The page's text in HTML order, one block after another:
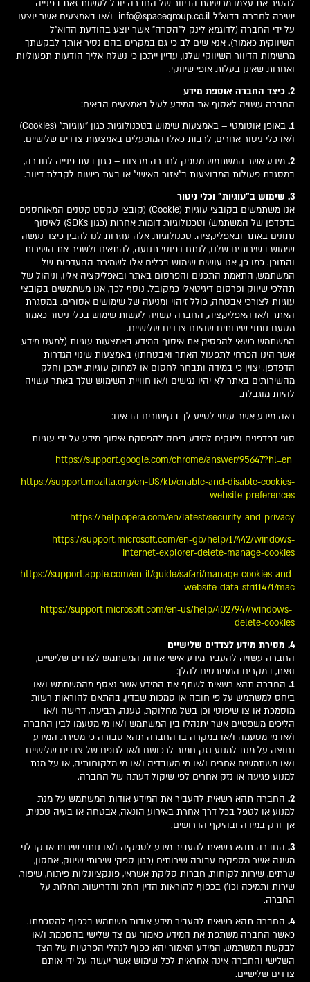
להסיר את עצמו מרשימת הדיוור של החברה יוכל לעשות זאת בפנייה
ישירה לחברה בדוא"לinfo@spacegroup.co.il ו/או באמצעים אשר יוצעו
על ידי החברה (לדוגמא לינק ל"הסרה" אשר יוצע בהודעת הדוא"ל
השיווקית כאמור). אנא שים לב כי גם במקרים בהם נסיר אותך לבקשתך
מרשימות הדיוור השיווקי שלנו, עדיין ייתכן כי נשלח אליך הודעות תפעוליות
ואחרות שאינן בעלות אופי שיווקי.
2. כיצד החברה אוספת מידע
החברה עשויה לאסוף את המידע לעיל באמצעים הבאים:
1.
באופן אוטומטי – באמצעות שימוש בטכנולוגיות כגון "עוגיות" (Cookies)
ו/או כלי ניטור אחרים, לרבות כאלו המופעלים באמצעות צדדים שלישיים.
2. מידע אשר המשתמש מספק לחברה מרצונו – כגון בעת פנייה לחברה,
במסגרת פעולות המבוצעות ב"אזור האישי" או בעת רישום לקבלת דיוור.
3. שימוש ב"עוגיות" וכלי ניטור
אנו משתמשים בקובצי עוגיות (Cookie) (קובצי טקסט קטנים המאוחסנים
בדפדפן של המשתמש) וטכנולוגיות דומות אחרות (כגון SDKs) לאיסוף
נתונים באתר ובאפליקציה. טכנולוגיות אלה עוזרות לנו להבין כיצד נעשה
שימוש בשירותים שלנו, לנתח דפוסי תנועה, להתאים ולשפר את השירות
והתוכן. כמו כן, אנו עושים שימוש בכלים אלו לשמירת ההעדפות של
המשתמש, התאמת התכנים והפרסום באתר ובאפליקציה אליו, וניהול של
תהלכי שיווק ופרסום דיגיטאלי כמקובל. נוסף לכך, אנו משתמשים בקובצי
עוגיות לצורכי אבטחה, כולל זיהוי ומניעה של שימושים אסורים. במסגרת
האתר ו/או האפליקציה, החברה עשויה לעשות שימוש בכלי ניטור כאמור
מטעם נותני שירותים שהינם צדדים שלישיים.
המשתמש רשאי להפסיק את איסוף המידע באמצעות עוגיות (למעט מידע
אשר הינו הכרחי לתפעול האתר ואבטחתו) באמצעות שינוי הגדרות
הדפדפן. יצוין כי במידה ותבחר לחסום או למחוק עוגיות, ייתכן וחלק
מהשירותים באתר לא יהיו נגישים ו/או חוויית השימוש שלך באתר עשויה
להיות מוגבלת.
ראה מידע אשר עשוי לסייע לך בקישורים הבאים:
סוגי דפדפנים ולינקים למידע ביחס להפסקת איסוף מידע על ידי עוגיות
https://support.google.com/chrome/answer/95647?hl=en
https://support.mozilla.org/en-US/kb/enable-and-disable-cookies-
website-preferences
https://help.opera.com/en/latest/security-and-privacy
https://support.microsoft.com/en-gb/help/17442/windows-
internet-explorer-delete-manage-cookies
https://support.apple.com/en-il/guide/safari/manage-cookies-and-
website-data-sfri11471/mac
https://support.microsoft.com/en-us/help/4027947/windows-
delete-cookies
4. מסירת מידע לצדדים שלישיים
החברה עשויה להעביר מידע אישי אודות המשתמש לצדדים שלישיים,
וזאת, במקרים המפורטים להלן:
1. החברה תהא רשאית לשתף את המידע אשר נאסף מהמשתמש ו/או
ביחס למשתמש על פי חובה או סמכות שבדין, בהתאם להוראות רשות
מוסמכת או צו שיפוטי וכן בשל מחלוקת, טענה, תביעה, דרישה ו/או
הליכים משפטיים אשר יתנהלו בין המשתמש ו/או מי מטעמו לבין החברה
ו/או מי מטעמה ו/או במקרה בו החברה תהא סבורה כי מסירת המידע
נחוצה על מנת למנוע נזק חמור לרכושם ו/או לגופם של צדדים שלישיים
ו/או משתמשים אחרים ו/או מי מעובדיה ו/או מי מלקוחותיה, או על מנת
למנוע פגיעה או נזק אחרים לפי שיקול דעתה של החברה.
2. החברה תהא רשאית להעביר את המידע אודות המשתמש על מנת
למנוע או לטפל בכל דרך אחרת באירוע הונאה, אבטחה או בעיה טכנית,
אך ורק במידה ובהיקף הדרושים.
3. החברה תהא רשאית להעביר מידע לספקיה ו/או נותני שירות או קבלני
משנה אשר מספקים עבורה שירותים (כגון ספקי שירותי שיווק, אחסון,
שרתים, שירות לקוחות, חברות סליקת אשראי, פונקציונליות פיתוח, שיפור,
שירות ותמיכה וכו') בכפוף להוראות הדין החל והדרישות החלות על
החברה.
4. החברה תהא רשאית להעביר מידע אודות משתמש בכפוף להסכמתו.
כאשר החברה משתפת את המידע כאמור עם צד שלישי בהסכמת ו/או
לבקשת המשתמש, המידע האמור יהא כפוף לנהלי הפרטיות של הצד
השלישי והחברה אינה אחראית לכל שימוש אשר יעשה על ידי אותם
צדדים שלישיים.